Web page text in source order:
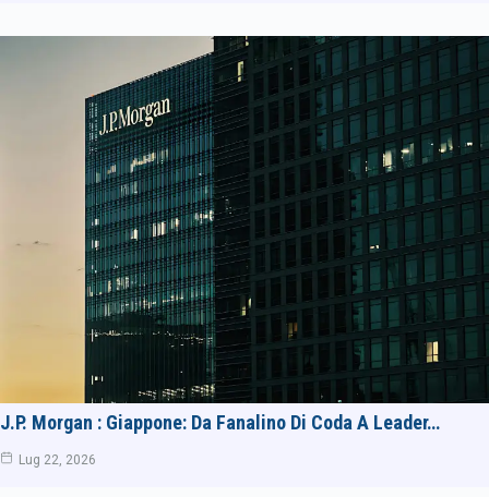
J.P. Morgan : Giappone: Da Fanalino Di Coda A Leader…
Lug 22, 2026